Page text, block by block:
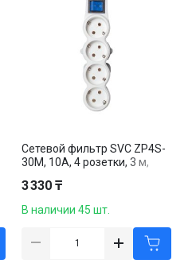
Сетевой фильтр SVC ZP4S-
30M, 10А, 4 розетки, 3 м,
3 330 ₸
В наличии 45 шт.